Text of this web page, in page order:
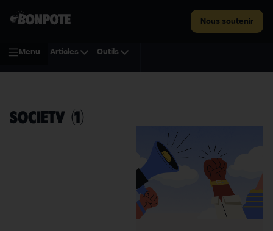
Nous soutenir
Menu Articles Outils
Society (1)